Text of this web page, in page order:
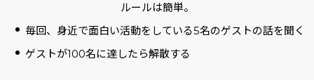
ルールは簡単。
毎回、身近で面白い活動をしている5名のゲストの話を聞く
ゲストが100名に達したら解散する